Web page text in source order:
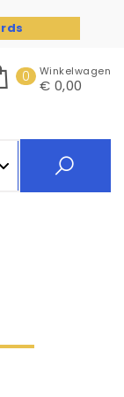
0 Winkelwagen
€ 0,00